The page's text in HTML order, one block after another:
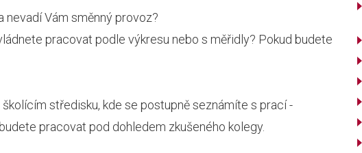
nevadí Vám směnný provoz?
pracovat podle výkresu nebo s měřidly? Pokud budete
středisku, kde se postupně seznámíte s prací -
pracovat pod dohledem zkušeného kolegy.